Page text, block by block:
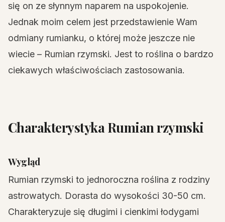
się on ze słynnym naparem na uspokojenie.
Jednak moim celem jest przedstawienie Wam
odmiany rumianku, o której może jeszcze nie
wiecie – Rumian rzymski. Jest to roślina o bardzo
ciekawych właściwościach zastosowania.
Charakterystyka Rumian rzymski
Wygląd
Rumian rzymski to jednoroczna roślina z rodziny
astrowatych. Dorasta do wysokości 30-50 cm.
Charakteryzuje się długimi i cienkimi łodygami